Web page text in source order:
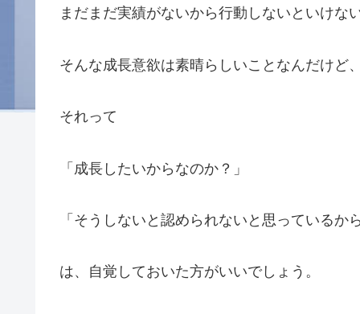
まだまだ実績がないから行動しないといけない
そんな成長意欲は素晴らしいことなんだけど、
それって
「成長したいからなのか？」
「そうしないと認められないと思っているか
は、自覚しておいた方がいいでしょう。